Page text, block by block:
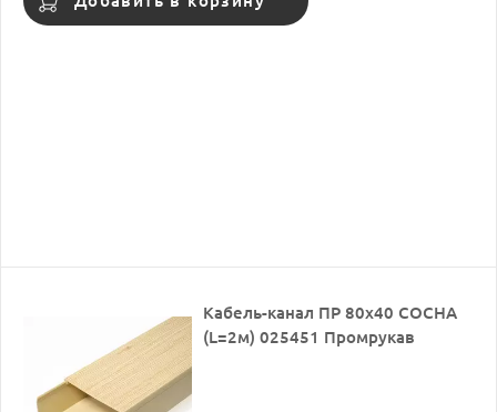
Кабель-канал ПР 80х40 СОСНА
(L=2м) 025451 Промрукав